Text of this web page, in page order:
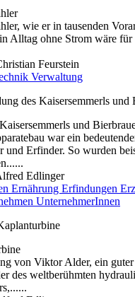
wie er in tausenden
Alltag ohne Strom wäre für
Feurstein
Verwaltung
und
war ein
und Erfinder. So wurden
Edlinger
Ernährung Erfindungen
UnternehmerInnen
von Viktor Alder, ein
des weltberühmten